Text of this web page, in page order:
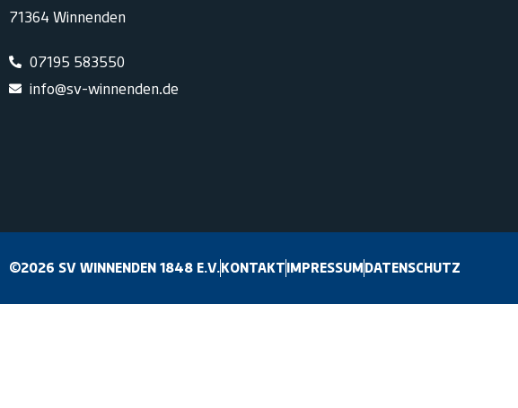
71364 Winnenden
07195 583550
info@sv-winnenden.de
©2026 SV WINNENDEN 1848 E.V.KONTAKTIMPRESSUMDATENSCHUTZ